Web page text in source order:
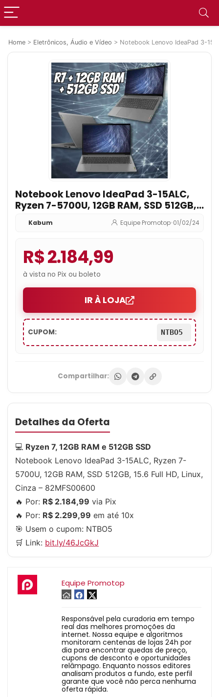
Home > Eletrônicos, Áudio e Vídeo > Notebook Lenovo IdeaPad 3-
Notebook Lenovo IdeaPad 3-15ALC,
Ryzen 7-5700U, 12GB RAM, SSD 512GB,
15.6 Full HD, Linux, Cinza –
82MFS00600
Kabum Equipe Promotop•01/02/24
R$ 2.184,99
à vista no Pix ou boleto
IR À LOJA
CUPOM: NTBO5
Compartilhar:
Detalhes da Oferta
💻 Ryzen 7, 12GB RAM e 512GB SSD
Notebook Lenovo IdeaPad 3-15ALC, Ryzen 7-
5700U, 12GB RAM, SSD 512GB, 15.6 Full HD, Linux,
Cinza – 82MFS00600
🔥 Por: R$ 2.184,99 via Pix
🔥 Por: R$ 2.299,99 em até 10x
🎯 Usem o cupom: NTBO5
🛒 Link: bit.ly/46JcGkJ
Equipe Promotop
Responsável pela curadoria em tempo
real das melhores promoções da
internet. Nossa equipe e algoritmos
monitoram centenas de lojas 24h por
dia para encontrar quedas de preço,
cupons de desconto e oportunidades
relâmpago. Enquanto nossos editores
analisam produtos a fundo, este perfil
garante que você não perca nenhuma
oferta rápida.